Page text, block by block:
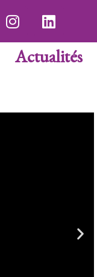
Actualités